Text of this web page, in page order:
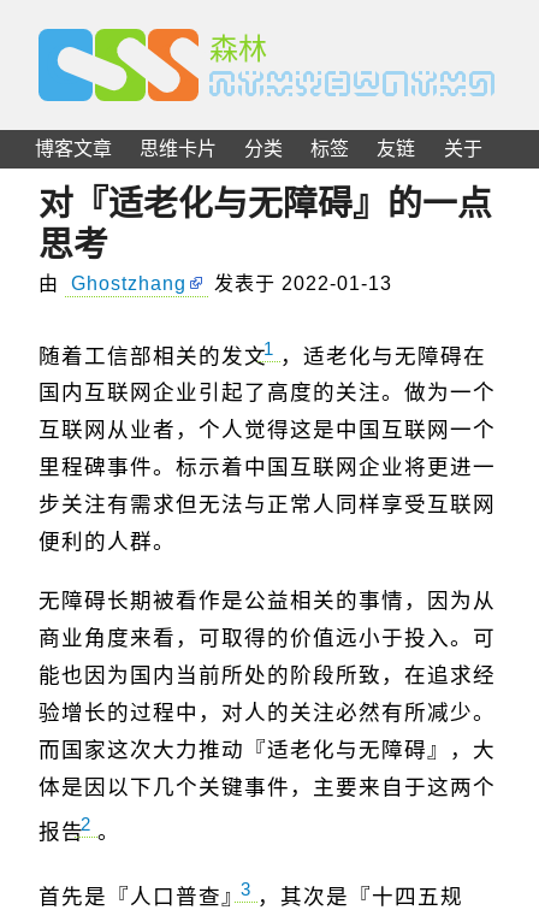
C S S 森林
博客文章 思维卡片 分类 标签 友链 关于
对『适老化与无障碍』的一点
思考
由 Ghostzhang 发表于 2022-01-13
随着工信部相关的发文1
，适老化与无障碍在
国内互联网企业引起了高度的关注。做为一个
互联网从业者，个人觉得这是中国互联网一个
里程碑事件。标示着中国互联网企业将更进一
步关注有需求但无法与正常人同样享受互联网
便利的人群。
无障碍长期被看作是公益相关的事情，因为从
商业角度来看，可取得的价值远小于投入。可
能也因为国内当前所处的阶段所致，在追求经
验增长的过程中，对人的关注必然有所减少。
而国家这次大力推动『适老化与无障碍』，大
体是因以下几个关键事件，主要来自于这两个
报告2 。
首先是『人口普查』3 ，其次是『十四五规